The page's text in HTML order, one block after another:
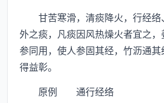
甘苦寒滑，清痰降火，行经络
外之痰，凡痰因风热燥火者宜之
参同用，使人参固其经，竹沥通
得益彰。
原例 通行经络